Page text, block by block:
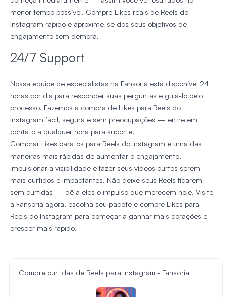
menor tempo possível. Compre Likes reais de Reels do
Instagram rápido e aproxime-se dos seus objetivos de
engajamento sem demora.
24/7 Support
Nossa equipe de especialistas na Fansoria está disponível 24
horas por dia para responder suas perguntas e guiá-lo pelo
processo. Fazemos a compra de Likes para Reels do
Instagram fácil, segura e sem preocupações — entre em
contato a qualquer hora para suporte.
Comprar Likes baratos para Reels do Instagram é uma das
maneiras mais rápidas de aumentar o engajamento,
impulsionar a visibilidade e fazer seus vídeos curtos serem
mais curtidos e impactantes. Não deixe seus Reels ficarem
sem curtidas — dê a eles o impulso que merecem hoje. Visite
a Fansoria agora, escolha seu pacote e compre Likes para
Reels do Instagram para começar a ganhar mais corações e
crescer mais rápido!
Compre curtidas de Reels para Instagram - Fansoria